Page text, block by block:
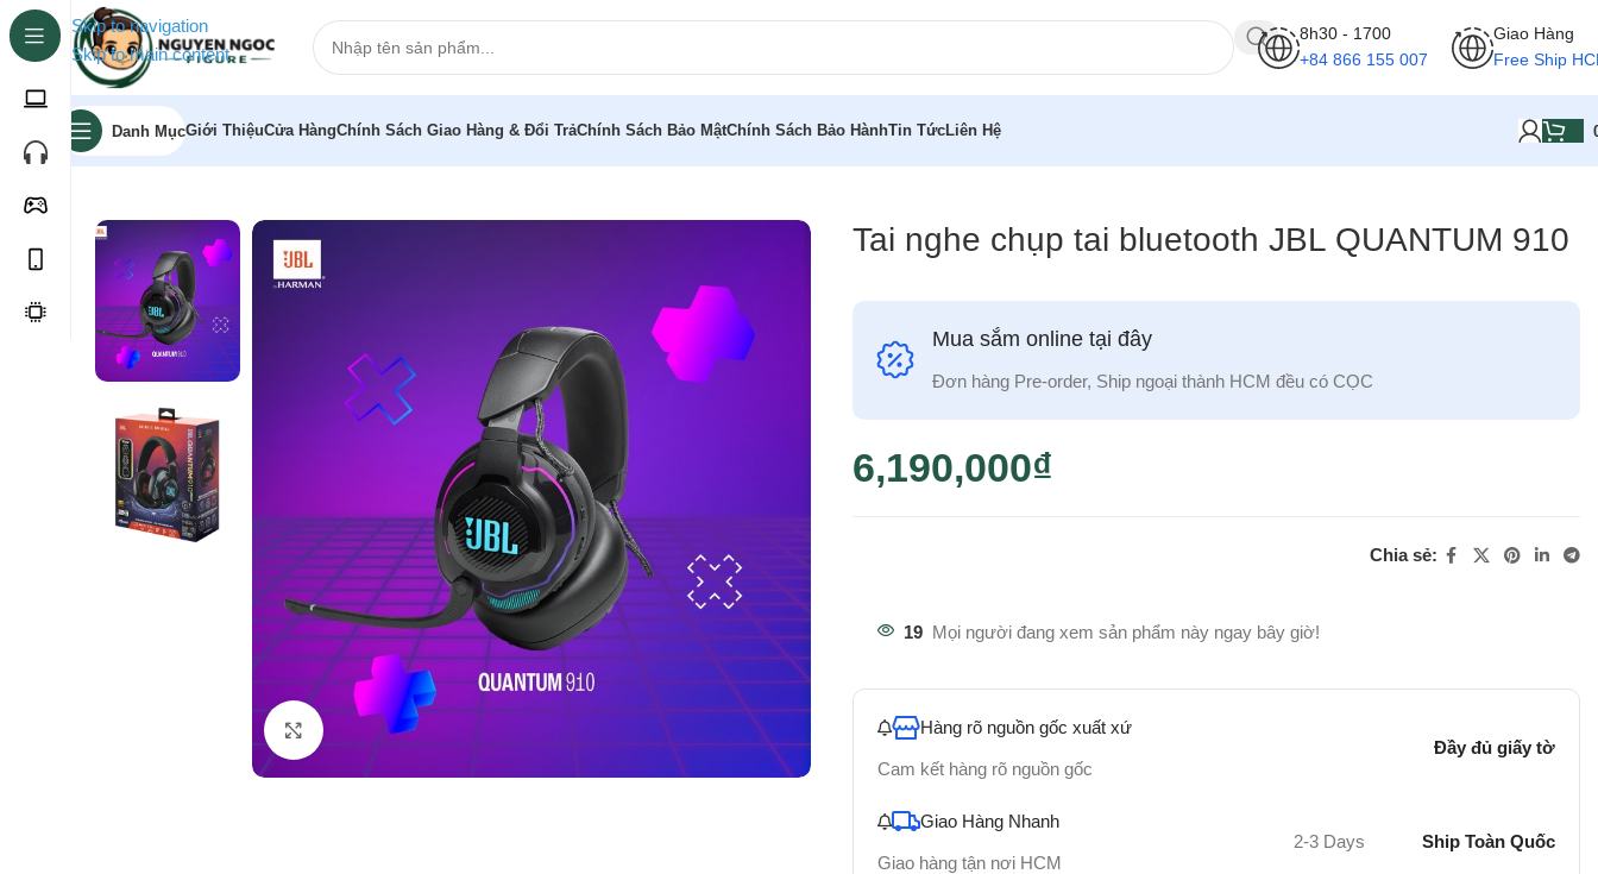
Skip to navigation
Skip to main content
8h30 - 1700
+84 866 155 007
Giao Hàng
Free Ship
Danh MụcGiới ThiệuCửa HàngChính Sách Giao Hàng & Đổi TrảChính Sách Bảo MậtChính Sách Bảo HànhTin TứcLiên Hệ
Trang chủ»
Nhấp để phóng to
Tai nghe chụp tai bluetooth JBL QUANTUM 910
Mua sắm online tại đây
Đơn hàng Pre-order, Ship ngoại thành HCM đều có CỌC
6,190,000₫
Chia sẻ:
19 Mọi người đang xem sản phẩm này ngay bây giờ!
Hàng rõ nguồn gốc xuất xứ
Cam kết hàng rõ nguồn gốc
Đầy đủ giấy tờ
Giao Hàng Nhanh
Giao hàng tận nơi HCM
2-3 Days Ship Toàn Quốc